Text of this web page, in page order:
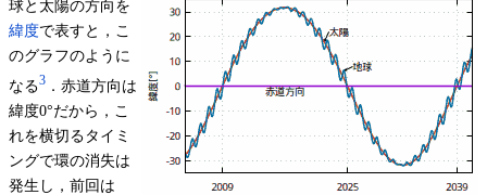
球と太陽の方向を
緯度で表すと，こ
のグラフのように
なる3 ．赤道方向は
緯度0°だから，こ
れを横切るタイミ
ングで環の消失は
発生し，前回は